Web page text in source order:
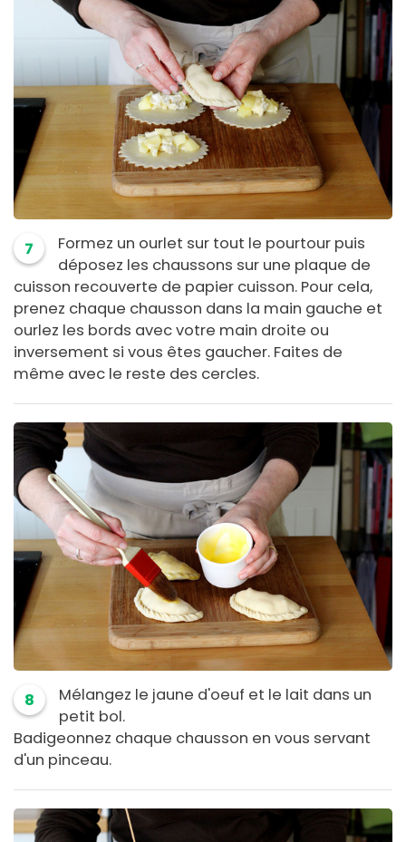
7
Formez un ourlet sur tout le pourtour puis
déposez les chaussons sur une plaque de
cuisson recouverte de papier cuisson. Pour cela,
prenez chaque chausson dans la main gauche et
ourlez les bords avec votre main droite ou
inversement si vous êtes gaucher. Faites de
même avec le reste des cercles.
8
Mélangez le jaune d'oeuf et le lait dans un
petit bol.
Badigeonnez chaque chausson en vous servant
d'un pinceau.